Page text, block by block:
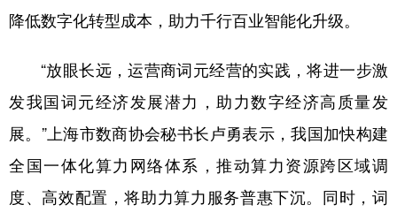
降低数字化转型成本，助力千行百业智能化升级。
“放眼长远，运营商词元经营的实践，将进一步激
发我国词元经济发展潜力，助力数字经济高质量发
展。”上海市数商协会秘书长卢勇表示，我国加快构建
全国一体化算力网络体系，推动算力资源跨区域调
度、高效配置，将助力算力服务普惠下沉。同时，词